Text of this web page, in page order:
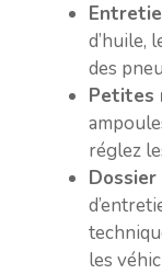
d’huile,
des
Petites
réglez
les